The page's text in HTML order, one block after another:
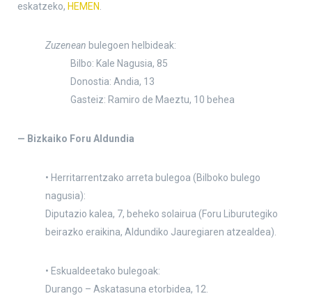
eskatzeko, HEMEN.
Zuzenean bulegoen helbideak:
Bilbo: Kale Nagusia, 85
Donostia: Andia, 13
Gasteiz: Ramiro de Maeztu, 10 behea
— Bizkaiko Foru Aldundia
• Herritarrentzako arreta bulegoa (Bilboko bulego
nagusia):
Diputazio kalea, 7, beheko solairua (Foru Liburutegiko
beirazko eraikina, Aldundiko Jauregiaren atzealdea).
• Eskualdeetako bulegoak:
Durango – Askatasuna etorbidea, 12.